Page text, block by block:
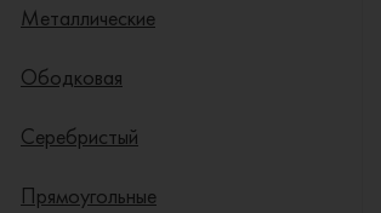
Металлические
Ободковая
Серебристый
Прямоугольные